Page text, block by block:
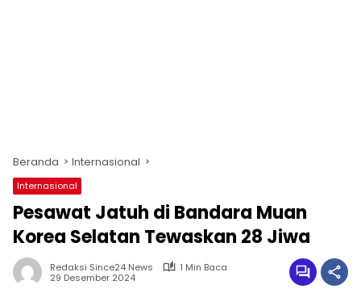
Beranda Internasional
Internasional
Pesawat Jatuh di Bandara Muan
Korea Selatan Tewaskan 28 Jiwa
Redaksi Since24 News
1 Min Baca
29 Desember 2024